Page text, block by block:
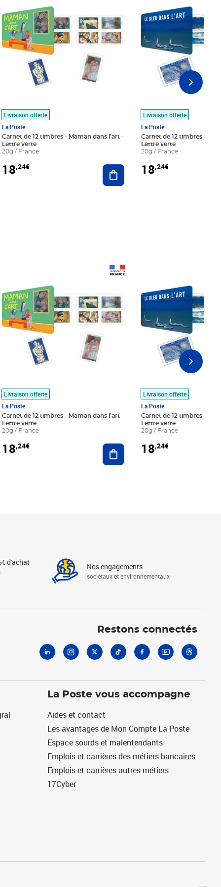
au panier
Livraison offerte
La Poste
Carnet de 12 timbres - Maman dans l'art -
Lettre verte
20g / France
18,24€ Ajouter au panier
Livraison offerte
La Poste
Carnet de 12 timbres - Le
Lettre verte
20g / France
18,24€
au panier
Livraison offerte
La Poste
Carnet de 12 timbres - Maman dans l'art -
Lettre verte
20g / France
18,24€ Ajouter au panier
Livraison offerte
La Poste
Carnet de 12 timbres - Le
Lettre verte
20g / France
18,24€
d'achat Nos engagements
sociétaux et environnementaux
Restons connectés
La Poste vous accompagne
Aides et contact
Les avantages de Mon Compte La Poste
Espace sourds et malentendants
Emplois et carrières des métiers bancaires
Emplois et carrières autres métiers
17Cyber